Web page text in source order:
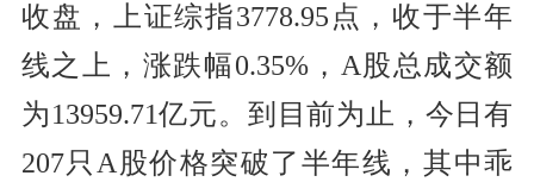
收盘，上证综指3778.95点，收于半年
线之上，涨跌幅0.35%，A股总成交额
为13959.71亿元。到目前为止，今日有
207只A股价格突破了半年线，其中乖